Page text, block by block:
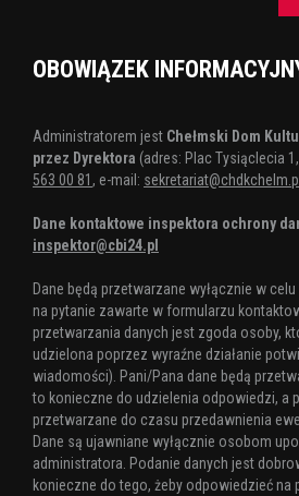
OBOWIĄZEK
Administratorem jest Chełmski Dom
przez Dyrektora (adres: Plac Tysiąclecia
563 00 81 , e-mail: sekretariat@chdkchelm.pl
Dane kontaktowe inspektora ochrony
inspektor@cbi24.pl
Dane będą przetwarzane wyłącznie w
na pytanie zawarte w formularzu
przetwarzania danych jest zgoda osoby,
udzielona poprzez wyraźne działanie
wiadomości). Pani/Pana dane będą
to konieczne do udzielenia odpowiedzi, a
przetwarzane do czasu przedawnienia
Dane są ujawniane wyłącznie osobom
administratora. Podanie danych jest
konieczne do tego, żeby odpowiedzieć na